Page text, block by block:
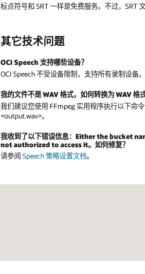
标点符号和 SRT 一样是免费服务。不过，SRT
其它技术问题
OCI Speech 支持哪些设备？
OCI Speech 不受设备限制，支持所有录制设备。
我的文件不是 WAV 格式，如何转换为 WAV 格
我们建议您使用 FFmpeg 实用程序执行以下命
<output.wav>。
我收到了以下错误信息：Either the bucket
not authorized to access it。如何修复？
请参阅Speech 策略设置文档。